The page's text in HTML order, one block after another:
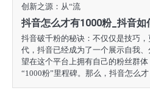
创新之源：从“流
抖音怎么才有1000粉_抖音如
抖音破千粉的秘诀：不仅仅是技巧
代，抖音已经成为了一个展示自我
望在这个平台上拥有自己的粉丝群
“1000粉”里程碑。那么，抖音怎么才